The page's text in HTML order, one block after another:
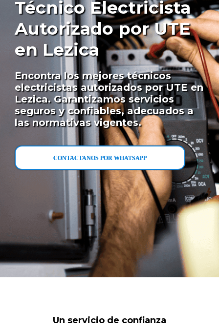
Técnico Electricista
Autorizado por UTE
en Lezica
Encontra los mejores técnicos
electricistas autorizados por UTE en
Lezica. Garantizamos servicios
seguros y confiables, adecuados a
las normativas vigentes.
CONTACTANOS POR WHATSAPP
Un servicio de confianza